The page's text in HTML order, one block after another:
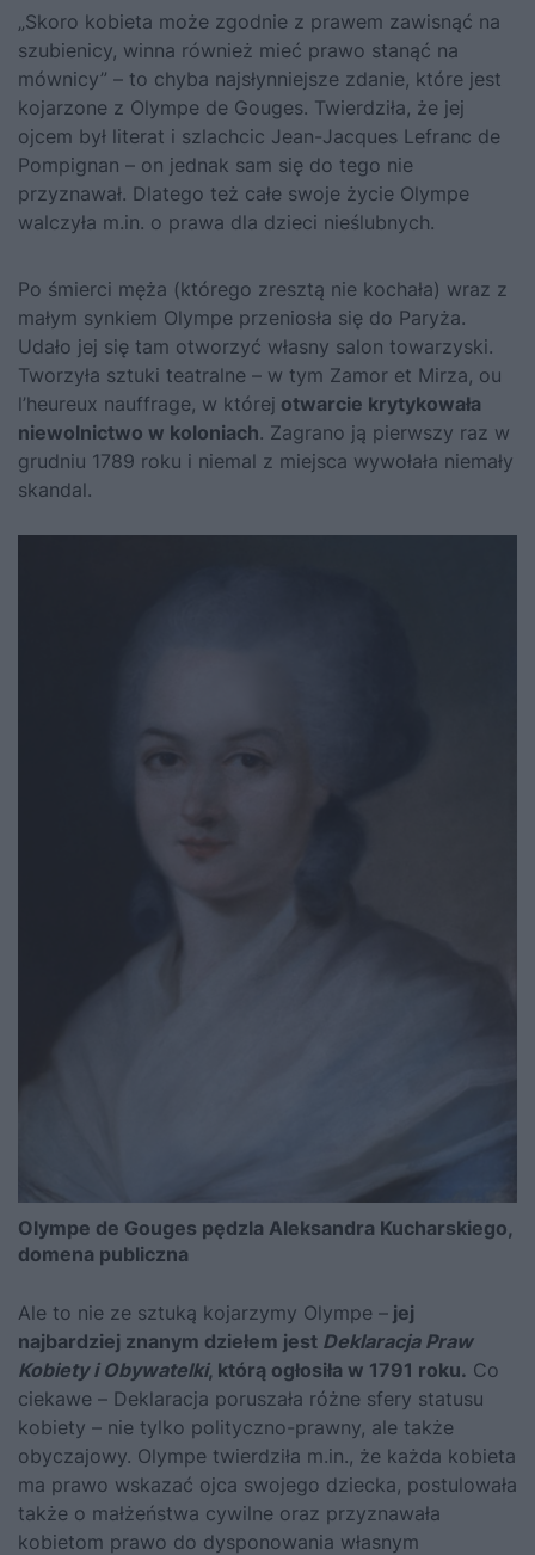
„Skoro kobieta może zgodnie z prawem zawisnąć na
szubienicy, winna również mieć prawo stanąć na
mównicy” – to chyba najsłynniejsze zdanie, które jest
kojarzone z Olympe de Gouges. Twierdziła, że jej
ojcem był literat i szlachcic Jean-Jacques Lefranc de
Pompignan – on jednak sam się do tego nie
przyznawał. Dlatego też całe swoje życie Olympe
walczyła m.in. o prawa dla dzieci nieślubnych.
Po śmierci męża (którego zresztą nie kochała) wraz z
małym synkiem Olympe przeniosła się do Paryża.
Udało jej się tam otworzyć własny salon towarzyski.
Tworzyła sztuki teatralne – w tym Zamor et Mirza, ou
l’heureux nauffrage, w której otwarcie krytykowała
niewolnictwo w koloniach. Zagrano ją pierwszy raz w
grudniu 1789 roku i niemal z miejsca wywołała niemały
skandal.
Olympe de Gouges pędzla Aleksandra Kucharskiego,
domena publiczna
Ale to nie ze sztuką kojarzymy Olympe – jej
najbardziej znanym dziełem jest Deklaracja Praw
Kobiety i Obywatelki, którą ogłosiła w 1791 roku. Co
ciekawe – Deklaracja poruszała różne sfery statusu
kobiety – nie tylko polityczno-prawny, ale także
obyczajowy. Olympe twierdziła m.in., że każda kobieta
ma prawo wskazać ojca swojego dziecka, postulowała
także o małżeństwa cywilne oraz przyznawała
kobietom prawo do dysponowania własnym